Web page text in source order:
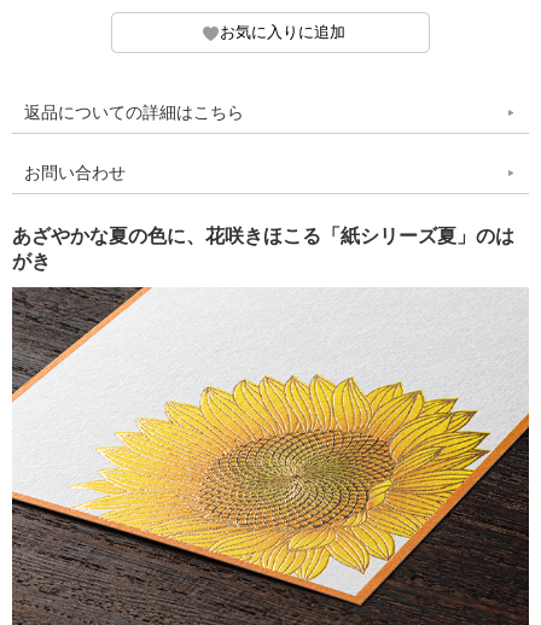
返品についての詳細はこちら
お問い合わせ
あざやかな夏の色に、花咲きほこる「紙シリーズ夏」のは
がき